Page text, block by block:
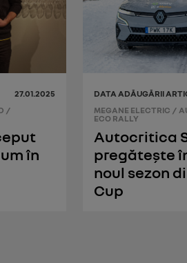
27.01.2025
/
în
DATA ADĂUGĂRII
MEGANE ELECTRIC /
ECO RALLY
Autocritica
pregătește
noul sezon
Cup